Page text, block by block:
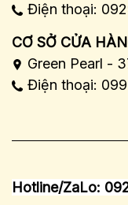
Điện thoại:
CƠ SỞ CỬA
Green Pearl -
Điện thoại:
Hotline/ZaLo: